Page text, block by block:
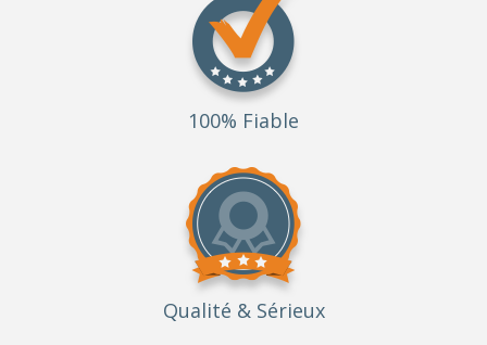
100% Fiable
Qualité & Sérieux